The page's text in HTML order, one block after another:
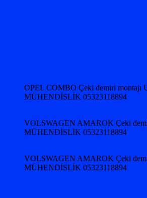
OPEL COMBO Çeki demiri montajı
MÜHENDİSLİK 05323118894
VOLSWAGEN AMAROK Çeki
MÜHENDİSLİK 05323118894
VOLSWAGEN AMAROK Çeki
MÜHENDİSLİK 05323118894